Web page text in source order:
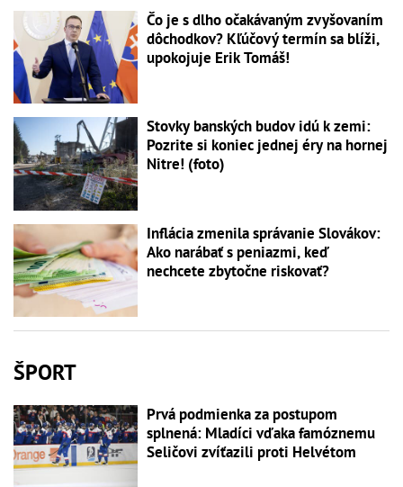
Čo je s dlho očakávaným zvyšovaním
dôchodkov? Kľúčový termín sa blíži,
upokojuje Erik Tomáš!
Stovky banských budov idú k zemi:
Pozrite si koniec jednej éry na hornej
Nitre! (foto)
Inflácia zmenila správanie Slovákov:
Ako narábať s peniazmi, keď
nechcete zbytočne riskovať?
ŠPORT
Prvá podmienka za postupom
splnená: Mladíci vďaka famóznemu
Seličovi zvíťazili proti Helvétom